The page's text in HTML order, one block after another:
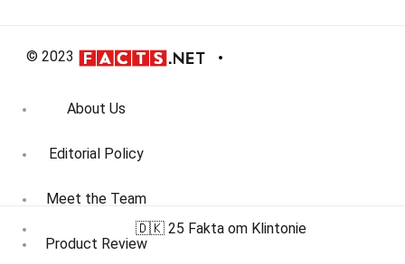
© 2023
About Us
Editorial Policy
Meet the Team
Product Review
🇩🇰 25 Fakta om Klintonie